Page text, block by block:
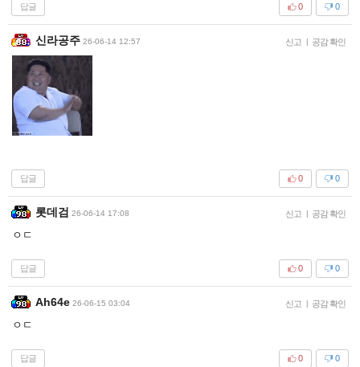
답글 0
0
신라공주 26-06-14 12:57 신고 | 공감 확인
답글 0
0
롯데검 26-06-14 17:08 신고 | 공감 확인
ㅇㄷ
답글 0
0
Ah64e 26-06-15 03:04 신고 | 공감 확인
ㅇㄷ
답글 0
0